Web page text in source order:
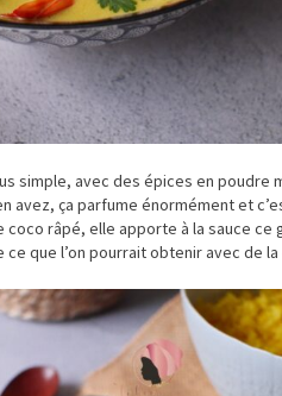
simple, avec des épices en poudre
avez, ça parfume énormément et
coco râpé, elle apporte à la sauce
que l’on pourrait obtenir avec de